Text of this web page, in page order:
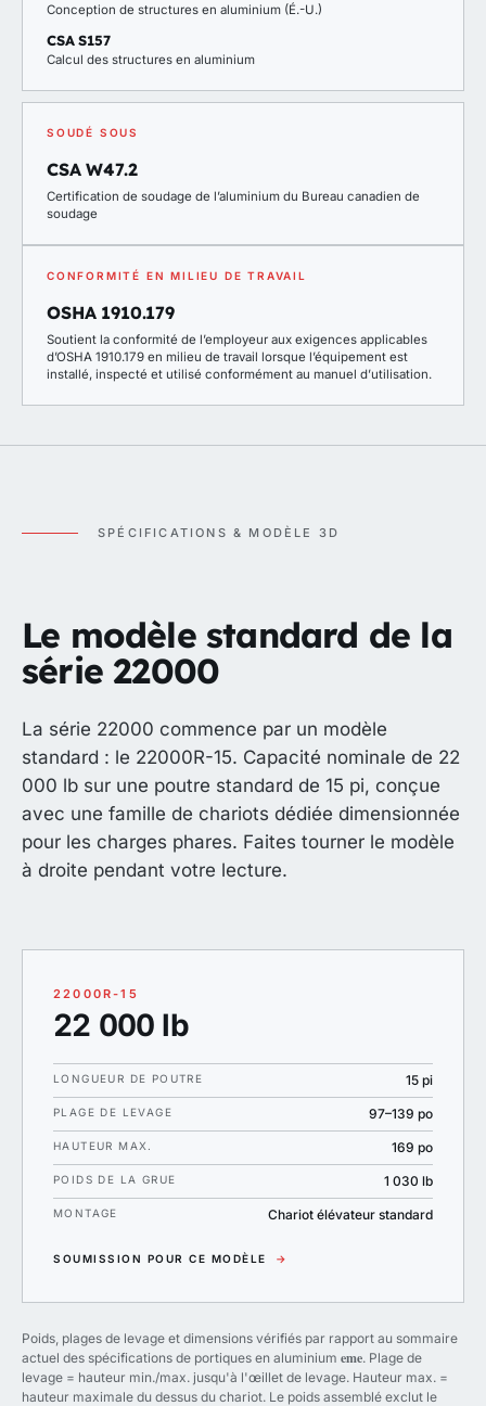
Conception de structures en aluminium (É.-U.)
CSA S157
Calcul des structures en aluminium
SOUDÉ SOUS
CSA W47.2
Certification de soudage de l’aluminium du Bureau canadien de
soudage
CONFORMITÉ EN MILIEU DE TRAVAIL
OSHA 1910.179
Soutient la conformité de l’employeur aux exigences applicables
d’OSHA 1910.179 en milieu de travail lorsque l’équipement est
installé, inspecté et utilisé conformément au manuel d’utilisation.
SPÉCIFICATIONS & MODÈLE 3D
Le modèle standard de la
série 22000
La série 22000 commence par un modèle
standard : le 22000R-15. Capacité nominale de 22
000 lb sur une poutre standard de 15 pi, conçue
avec une famille de chariots dédiée dimensionnée
pour les charges phares. Faites tourner le modèle
à droite pendant votre lecture.
22000R-15
22 000 lb
LONGUEUR DE POUTRE 15 pi
PLAGE DE LEVAGE 97–139 po
HAUTEUR MAX. 169 po
POIDS DE LA GRUE 1 030 lb
MONTAGE Chariot élévateur standard
SOUMISSION POUR CE MODÈLE →
Poids, plages de levage et dimensions vérifiés par rapport au sommaire
actuel des spécifications de portiques en aluminium eme. Plage de
levage = hauteur min./max. jusqu'à l'œillet de levage. Hauteur max. =
hauteur maximale du dessus du chariot. Le poids assemblé exclut le